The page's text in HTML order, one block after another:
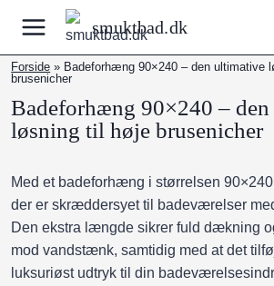
indhold
smuktbad.dk
Forside » Badeforhæng 90×240 – den ultimative
brusenicher
Badeforhæng 90×240 –
løsning til høje brusenicher
Med et badeforhæng i størrelsen
der er skræddersyet til badeværelser
Den ekstra længde sikrer fuld dækning
mod vandstænk, samtidig med at det
luksuriøst udtryk til din